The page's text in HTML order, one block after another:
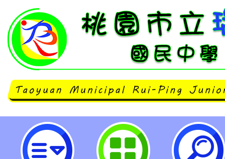
114年10月份開辦之【欲見‧觀自
觀音巡禮朝聖研習營-桃園市立瑞